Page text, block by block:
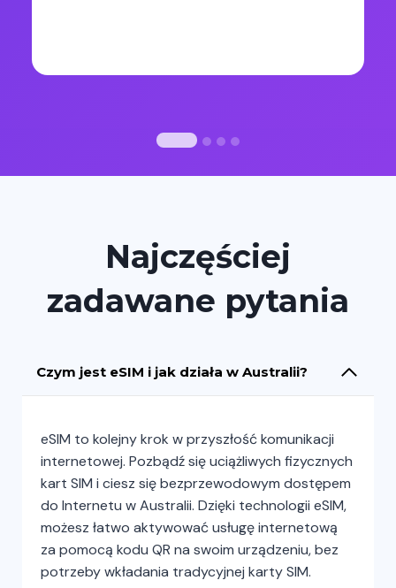
Najczęściej
zadawane pytania
Czym jest eSIM i jak działa w Australii?
eSIM to kolejny krok w przyszłość komunikacji
internetowej. Pozbądź się uciążliwych fizycznych
kart SIM i ciesz się bezprzewodowym dostępem
do Internetu w Australii. Dzięki technologii eSIM,
możesz łatwo aktywować usługę internetową
za pomocą kodu QR na swoim urządzeniu, bez
potrzeby wkładania tradycyjnej karty SIM.